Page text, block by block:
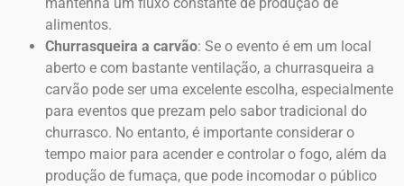
alimentos.
Churrasqueira a carvão: Se o evento é em um local
aberto e com bastante ventilação, a churrasqueira a
carvão pode ser uma excelente escolha, especialmente
para eventos que prezam pelo sabor tradicional do
churrasco. No entanto, é importante considerar o
tempo maior para acender e controlar o fogo, além da
produção de fumaça, que pode incomodar o público